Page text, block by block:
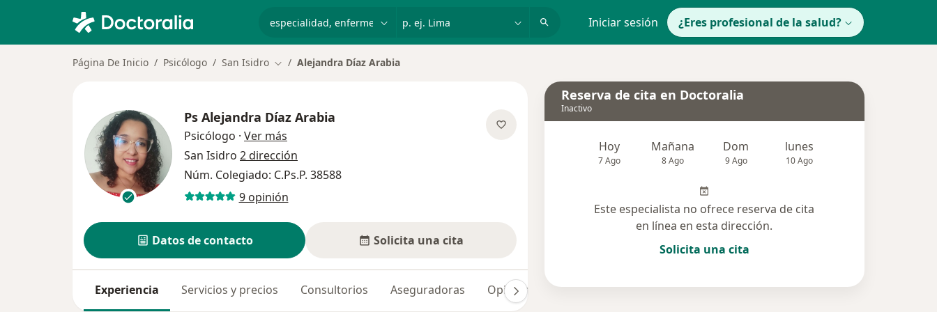
Iniciar sesión ¿Eres profesional de la salud?
Página De Inicio Psicólogo San Isidro Cambiar de ciudad
Alejandra Díaz Arabia
Ps Alejandra Díaz Arabia
Psicólogo · Ver más
San Isidro 2 dirección
Núm. Colegiado: C.Ps.P. 38588
9 opinión
Datos de contacto Solicita una cita
Experiencia Servicios y precios Consultorios Aseguradoras Opiniones (9) Dudas solucionadas (21)
Reserva de cita en Doctoralia
Inactivo
Hoy
7 Ago
Mañana
8 Ago
Dom
9 Ago
lunes
10 Ago
Este especialista no ofrece reserva de cita
en línea en esta dirección.
Solicita una cita